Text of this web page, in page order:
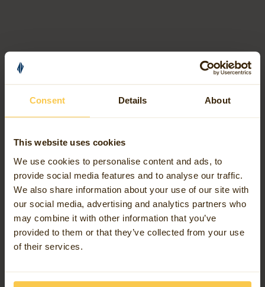
Consent Details About
This website uses cookies
We use cookies to personalise content and ads, to
provide social media features and to analyse our traffic.
We also share information about your use of our site with
our social media, advertising and analytics partners who
may combine it with other information that you’ve
provided to them or that they’ve collected from your use
of their services.
Ontdek meer over
Managed Services van
Avineon Tensing
Case Study
Een bedrijfskritisch geo-platform voor Hanab